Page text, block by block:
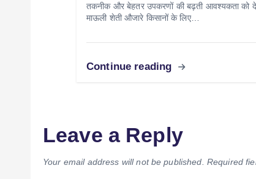
तकनीक और बेहतर उपकरणों की बढ़ती आवश्यकता को
माऊली शेती औजारे किसानों के लिए…
Continue reading
Leave a Reply
Your email address will not be published. Required